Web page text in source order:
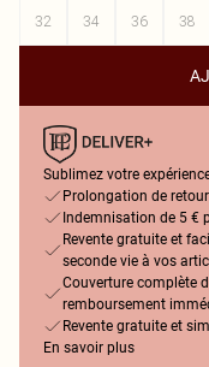
32
34 36 38
Sublimez votre
Prolongation de
Indemnisation de 5 €
Revente gratuite et
seconde vie à vos
Couverture complète
remboursement
Revente gratuite et
En savoir plus